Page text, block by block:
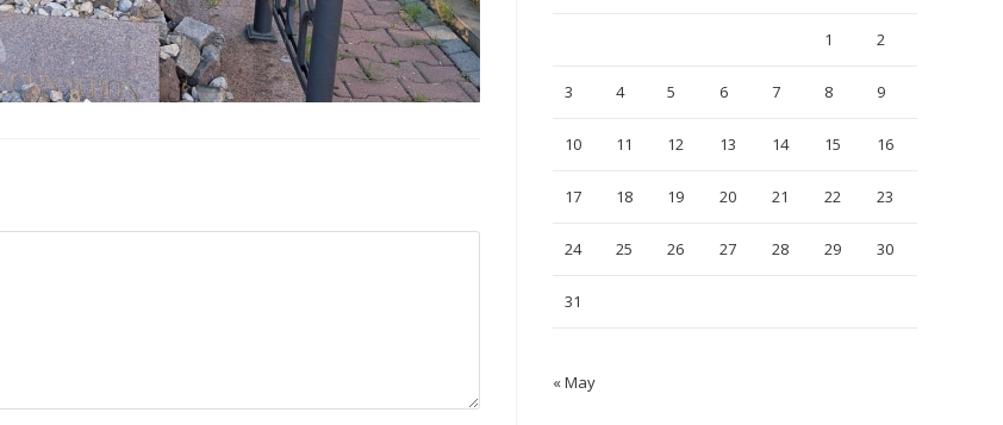
1 2
3 4 5 6 7 8 9
10 11 12 13 14 15 16
17 18 19 20 21 22 23
24 25 26 27 28 29 30
31
« May